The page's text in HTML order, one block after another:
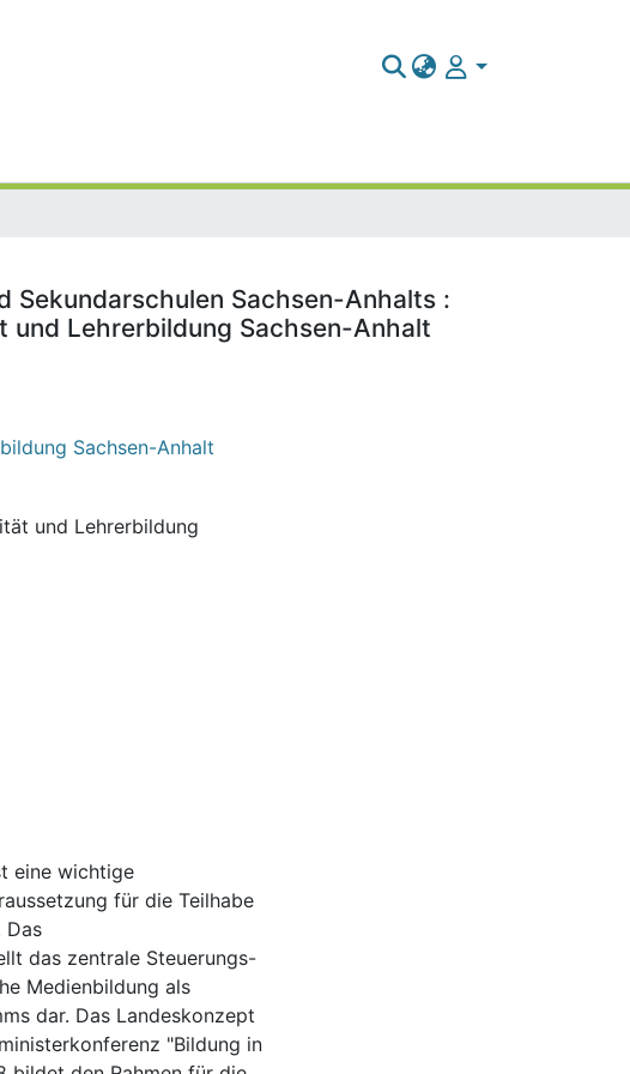
Sekundarschulen Sachsen-Anhalts :
Lehrerbildung Sachsen-Anhalt
Sachsen-Anhalt
und Lehrerbildung
eine wichtige
für die Teilhabe
Das
das zentrale Steuerungs-
Medienbildung als
dar. Das Landeskonzept
"Bildung in